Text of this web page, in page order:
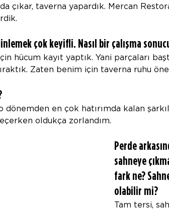
çıkar, taverna yapardık. Mercan
çok keyifli. Nasıl bir çalışma
hücum kayıt yaptık. Yani parçaları
Zaten benim için taverna ruhu
dönemden en çok hatırımda kalan
oldukça zorlandım.
Perde
sahneye
fark ne?
olabilir mi?
Tam tersi,